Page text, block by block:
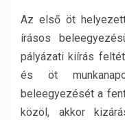
Az első öt
írásos
pályázati kiírás
és öt
beleegyezését a
közöl, akkor